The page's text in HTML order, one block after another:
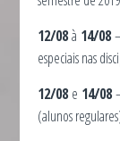
12/08à 14/08
especiais nas
12/08 e 14/08
(alunos